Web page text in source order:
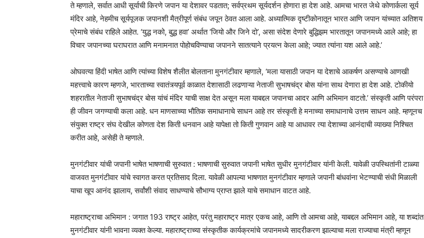
ते म्हणाले, सर्वात आधी सूर्याची किरणे जपान या देशावर पडतात; सर्वप्रथम सूर्यदर्शन होणारा हा देश आहे. आमचा भारत जेथे कोणार्कला सूर्य
मंदिर आहे, नेहमीच सूर्यपूजक जपानशी मैत्रीपूर्ण संबंध जपून ठेवत आला आहे. अध्यात्मिक दृष्टीकोनातून भारत आणि जपान यांच्यात अतिशय
प्रेमाचे संबंध राहिले आहेत. ‘युद्ध नको, बुद्ध हवा’ अर्थात ‘जियो और जिने दो’, असा संदेश देणारे बुद्धिझम भारतातून जपानमध्ये आले आहे; हा
विचार जपानच्या घराघरात आणि मनामनात पोहोचविण्याचा जपानने सातत्याने प्रयत्न केला आहे; ज्यात त्यांना यश आले आहे.’
ओघवत्या हिंदी भाषेत आणि त्यांच्या विशेष शैलीत बोलताना मुनगंटीवार म्हणाले, ‘मला यासाठी जपान या देशाचे आकर्षण असण्याचे आणखी
महत्त्वाचे कारण म्हणजे, भारताच्या स्वातंत्र्यपूर्व काळात देशासाठी लढणाऱ्या नेताजी सुभाषचंद्र बोस यांना साथ देणारा हा देश आहे. टोकीयो
शहरातील नेताजी सुभाषचंद्र बोस यांचं मंदिर याची साक्ष देत असून मला याबद्दल जपानचा आदर आणि अभिमान वाटतो.’ संस्कृती आणि परंपरा
ही जीवन जगण्याची कला आहे. धन माणसाच्या भौतिक समाधानाचे साधन आहे तर संस्कृती हे मनाच्या समाधानाचे उत्तम साधन आहे. म्हणूनच
संयुक्त राष्ट्र संघ देखील कोणता देश किती धनवान आहे यापेक्षा तो किती गुणवान आहे या आधावर त्या देशाच्या आनंदाची व्याख्या निश्चित
करीत आहे, असेही ते म्हणाले.
मुनगंटीवार यांची जपानी भाषेत भाषणाची सुरुवात : भाषणाची सुरुवात जपानी भाषेत सुधीर मुनगंटीवार यांनी केली. यावेळी उपस्थितांनी टाळ्या
वाजवत मुनगंटीवार यांचे स्वागत करत प्रतिसाद दिला. यावेळी आपल्या भाषणात मुनगंटीवार म्हणाले जपानी बांधवांना भेटण्याची संधी मिळाली
याचा खूप आनंद झालाय, सर्वांशी संवाद साधण्याचे सौभाग्य प्राप्त झाले याचे समाधान वाटत आहे.
महाराष्ट्राचा अभिमान : जगात 193 राष्ट्र आहेत, परंतु महाराष्ट्र मात्र एकच आहे, आणि तो आमचा आहे, याबद्दल अभिमान आहे, या शब्दांत
मुनगंटीवार यांनी भावना व्यक्त केल्या. महाराष्ट्राच्या संस्कृतीक कार्यक्रमांचे जपानमध्ये सादरीकरण झाल्याचा मला राज्याचा मंत्री म्हणून